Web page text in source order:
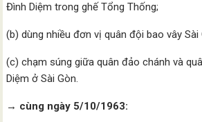
Đình Diệm trong ghế Tổng Thống;
(b) dùng nhiều đơn vị quân đội bao vây Sài
(c) chạm súng giữa quân đảo chánh và
Diệm ở Sài Gòn.
→ cùng ngày 5/10/1963: